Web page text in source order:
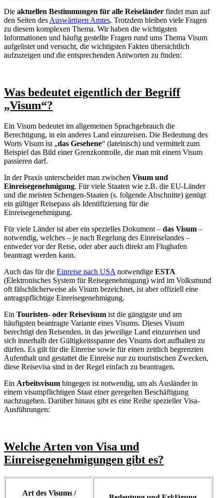
Die aktuellen Bestimmungen für alle Reiseländer findet man auf
den Seiten des Auswärtigen Amtes. Trotzdem bleiben viele Fragen
zu diesem komplexen Thema. Wir haben die wichtigsten
Informationen und häufig gestellte Fragen rund ums Thema Visum
aufgelistet und versucht, die wichtigsten Fakten übersichtlich
aufzuzeigen und die entsprechenden Antworten zu finden:
Was bedeutet eigentlich der Begriff
„Visum“?
Ein Visum bedeutet im allgemeinen Sprachgebrauch die
Berechtigung, in ein anderes Land einzureisen. Die Bedeutung des
Worts Visum ist „das Gesehene“ (lateinisch) und vermittelt zum
Beispiel das Bild einer Grenzkontrolle, die man mit einem Visum
passieren darf.
In der Praxis unterscheidet man zwischen Visum und
Einreisegenehmigung. Für viele Staaten wie z.B. die EU-Länder
und die meisten Schengen-Staaten (s. folgende Abschnitte) genügt
ein gültiger Reisepass als Identifizierung für die
Einreisegenehmigung.
Für viele Länder ist aber ein spezielles Dokument – das Visum –
notwendig, welches – je nach Regelung des Einreiselandes –
entweder vor der Reise, oder aber auch direkt am Flughafen
beantragt werden kann.
Auch das für die Einreise nach USA notwendige ESTA
(Elektronisches System für Reisegenehmigung) wird im Volksmund
oft fälschlicherweise als Visum bezeichnet, ist aber offiziell eine
antragspflichtige Einreisegenehmigung.
Ein Touristen- oder Reisevisum ist die gängigste und am
häufigsten beantragte Variante eines Visums. Dieses Visum
berechtigt den Reisenden, in das jeweilige Land einzureisen und
sich innerhalb der Gültigkeitsspanne des Visums dort aufhalten zu
dürfen. Es gilt für die Einreise sowie für einen zeitlich begrenzten
Aufenthalt und gestattet die Einreise nur zu touristischen Zwecken,
diese Reisevisa sind in der Regel einfach zu beantragen.
Ein Arbeitsvisum hingegen ist notwendig, um als Ausländer in
einem visumpflichtigen Staat einer geregelten Beschäftigung
nachzugehen. Darüber hinaus gibt es eine Reihe spezieller Visa-
Ausführungen:
Welche Arten von Visa und
Einreisegenehmigungen gibt es?
Art des Visums /